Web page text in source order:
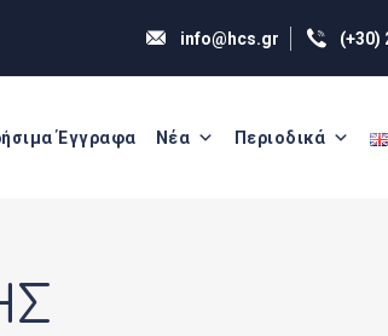
info@hcs.gr (+30)
Έγγραφα Νέα Περιοδικά